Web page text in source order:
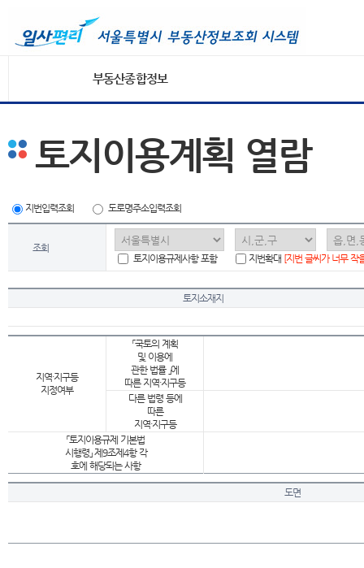
부동산종합정보
토지이용계획 열람
지번입력조회 도로명주소입력조회
조회
토지이용규제사항 포함
지번확대 [지번 글씨가 너무 작
토지소재지
지역·지구등
지정여부
「국토의 계획
및 이용에
관한 법률 」에
따른 지역·지구등
다른 법령 등에
따른
지역·지구등
「토지이용규제 기본법
시행령」 제9조제4항 각
호에 해당되는 사항
도면